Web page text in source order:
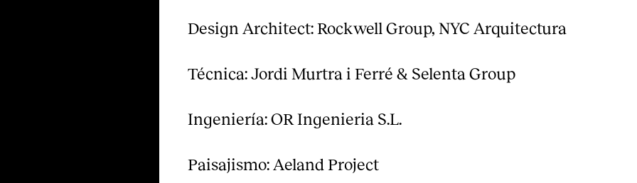
Design Architect: Rockwell Group, NYC Arquitectura
Técnica: Jordi Murtra i Ferré & Selenta Group
Ingeniería: OR Ingenieria S.L.
Paisajismo: Aeland Project